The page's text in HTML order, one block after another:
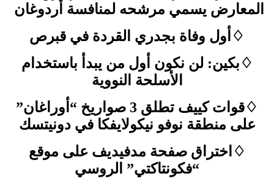
المعارض يسمي مرشحه لمنافسة أردوغان
♢أول وفاة بجدري القردة في قبرص
♢بكين: لن نكون أول من يبدأ باستخدام
الأسلحة النووية
♢قوات كييف تطلق 3 صواريخ “أوراغان”
على منطقة نوفو نيكولايفكا في دونيتسك
♢اختراق صفحة مدفيديف على موقع
“فكونتاكتي” الروسي